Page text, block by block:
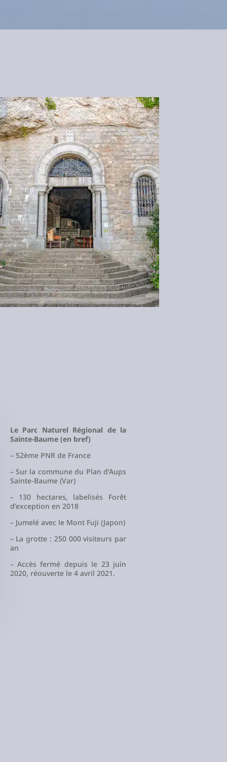
Le Parc Naturel Régional de la
Sainte-Baume (en bref)
– 52ème PNR de France
– Sur la commune du Plan d’Aups
Sainte-Baume (Var)
– 130 hectares, labelisés Forêt
d’exception en 2018
– Jumelé avec le Mont Fuji (Japon)
– La grotte : 250 000 visiteurs par
an
– Accès fermé depuis le 23 juin
2020, réouverte le 4 avril 2021.